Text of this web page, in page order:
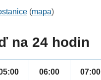
(mapa)
na 24 hodin
06:00 07:00